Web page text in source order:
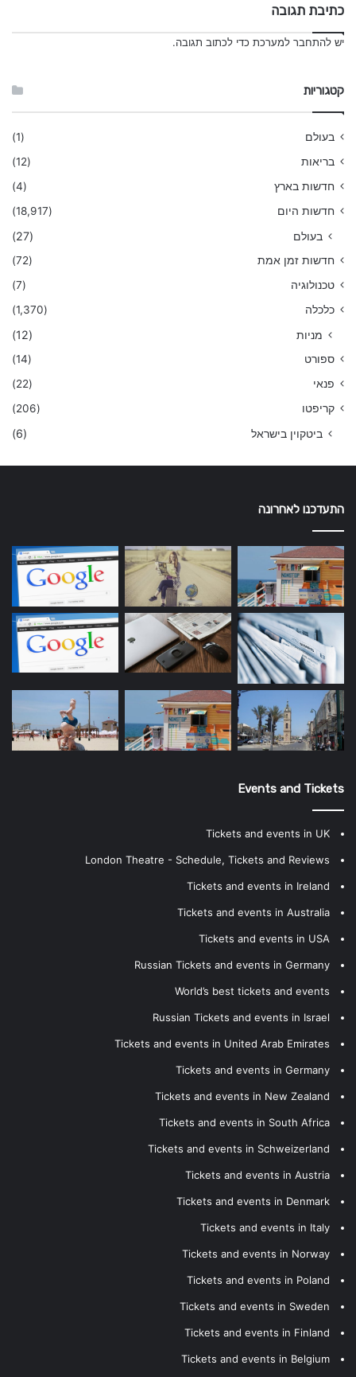
כתיבת תגובה
יש להתחבר למערכת כדי לכתוב תגובה.
קטגוריות
בעולם
(1)
בריאות
(12)
חדשות בארץ
(4)
חדשות היום
(18,917)
בעולם (27)
חדשות זמן אמת
(72)
טכנולוגיה
(7)
כלכלה
(1,370)
מניות (12)
ספורט
(14)
פנאי
(22)
קריפטו
(206)
ביטקוין בישראל (6)
התעדכנו לאחרונה
Events and Tickets
Tickets and events in UK
London Theatre - Schedule, Tickets and Reviews
Tickets and events in Ireland
Tickets and events in Australia
Tickets and events in USA
Russian Tickets and events in Germany
World’s best tickets and events
Russian Tickets and events in Israel
Tickets and events in United Arab Emirates
Tickets and events in Germany
Tickets and events in New Zealand
Tickets and events in South Africa
Tickets and events in Schweizerland
Tickets and events in Austria
Tickets and events in Denmark
Tickets and events in Italy
Tickets and events in Norway
Tickets and events in Poland
Tickets and events in Sweden
Tickets and events in Finland
Tickets and events in Belgium